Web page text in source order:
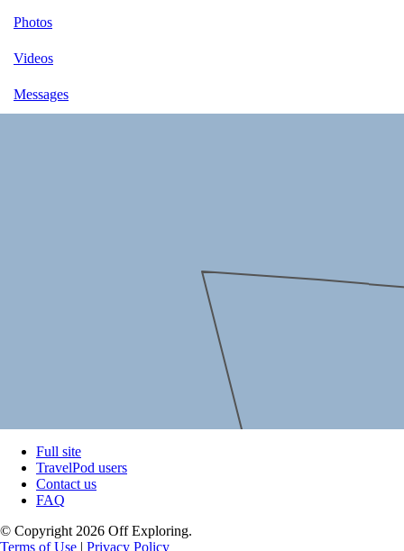
Photos
Videos
Messages
Full site
TravelPod users
Contact us
FAQ
© Copyright 2026 Off Exploring.
Terms of Use | Privacy Policy